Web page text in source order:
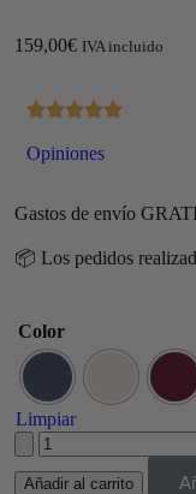
159,00€ IVA incluido
Opiniones
Gastos de envío
📦 Los pedidos
Color
Limpiar
Añadir al carrito